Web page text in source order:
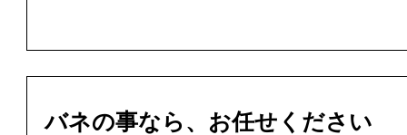
バネの事なら、お任せください